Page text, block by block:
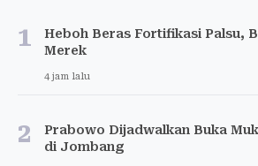
1
Heboh Beras Fortifikasi Palsu,
Merek
4 jam lalu
2
Prabowo Dijadwalkan Buka
di Jombang